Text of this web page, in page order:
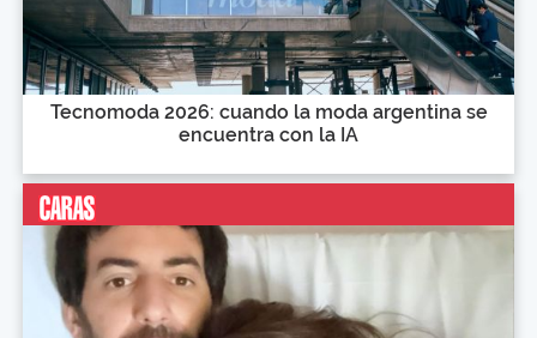
Tecnomoda 2026: cuando la moda argentina se
encuentra con la IA